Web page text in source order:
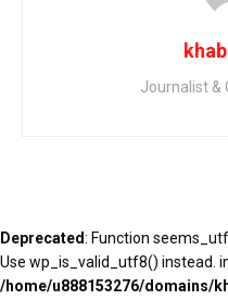
Journalist &
Deprecated: Function
Use wp_is_valid_utf8() instead.
/home/u888153276/domains/